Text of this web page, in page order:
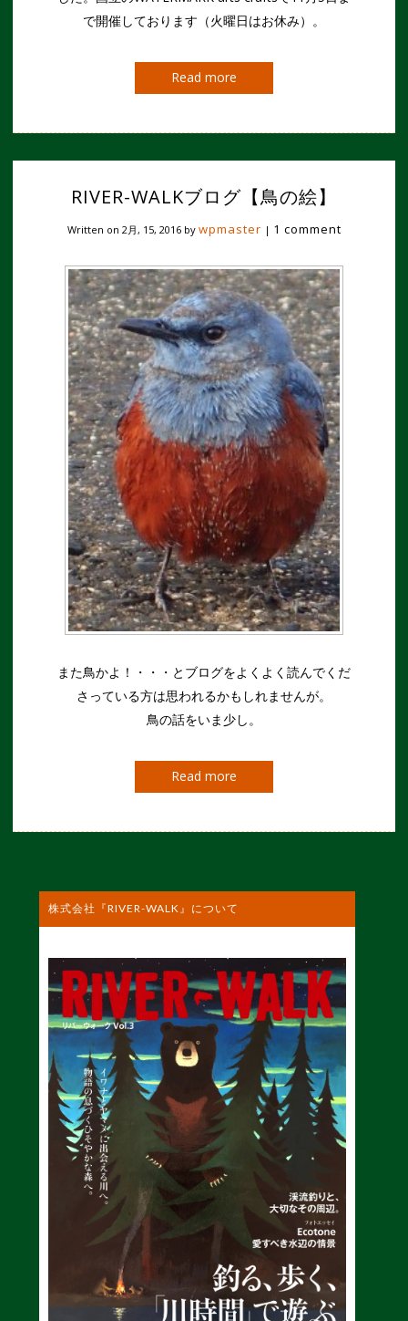
で開催しております（火曜日はお休み）。
Read more
RIVER-WALKブログ【鳥の絵】
Written on 2月, 15, 2016 by wpmaster | 1 comment
また鳥かよ！・・・とブログをよくよく読んでくだ
さっている方は思われるかもしれませんが。
鳥の話をいま少し。
Read more
株式会社『RIVER-WALK』について